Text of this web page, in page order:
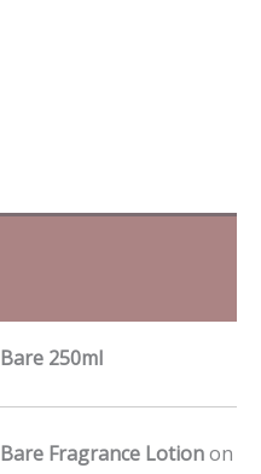
250ml
Fragrance Lotionon